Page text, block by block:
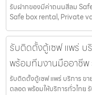
รับฝากของมีค่าถนนสีลม
Safe box rental, Private
รับติดตั้งตู้เซฟ แพร่ บ
พร้อมทีมงานมืออาชีพ
รับติดตั้งตู้เซฟ แพร่ บริการ ข
ตลอด พร้อมให้บริการทั่วไทย